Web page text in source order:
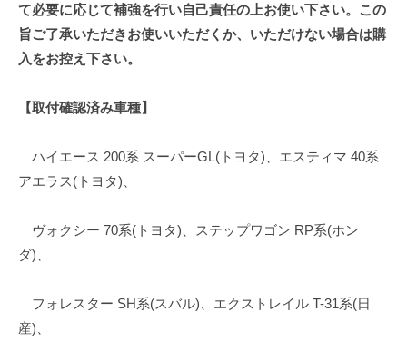
て必要に応じて補強を行い自己責任の上お使い下さい。この
旨ご了承いただきお使いいただくか、いただけない場合は購
入をお控え下さい。
【取付確認済み車種】
ハイエース 200系 スーパーGL(トヨタ)、エスティマ 40系
アエラス(トヨタ)、
ヴォクシー 70系(トヨタ)、ステップワゴン RP系(ホン
ダ)、
フォレスター SH系(スバル)、エクストレイル T-31系(日
産)、